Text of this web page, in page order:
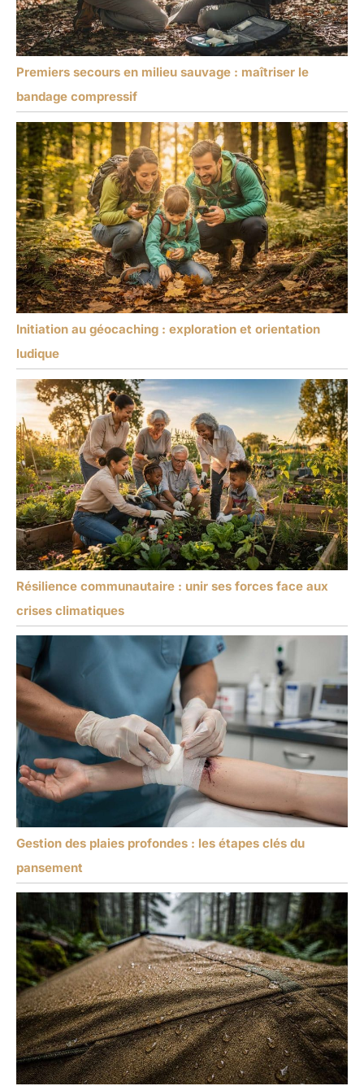
Premiers secours en milieu sauvage : maîtriser le
bandage compressif
Initiation au géocaching : exploration et orientation
ludique
Résilience communautaire : unir ses forces face aux
crises climatiques
Gestion des plaies profondes : les étapes clés du
pansement